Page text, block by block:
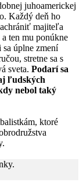
juhoamerickej
Každý deň ho
majiteľa
ten mu ponúkne
úplne zmení
stretne sa s
sveta. Podarí sa
ľudských
nebol taký
ktoré